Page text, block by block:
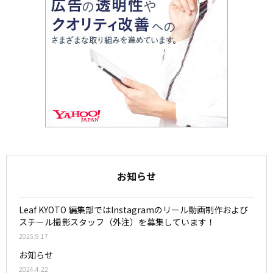
お知らせ
Leaf KYOTO 編集部ではInstagramのリール動画制作および
スチール撮影スタッフ（外注）を募集しています！
2025.9.17
お知らせ
2024.4.22